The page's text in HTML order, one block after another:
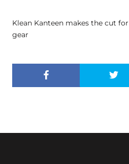
Klean Kanteen makes the cut
gear